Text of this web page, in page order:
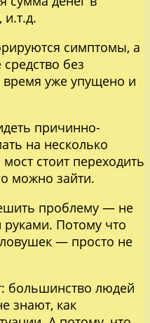
симптомы, а
без
время уже упущено и
причинно-
на несколько
стоит переходить
можно зайти.
проблему — не
руками. Потому что
— просто не
большинство людей
знают, как